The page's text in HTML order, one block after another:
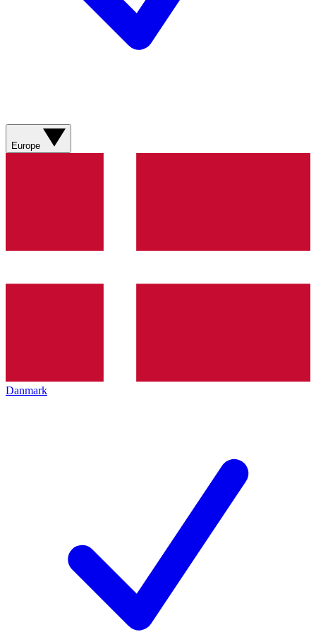
Europe
Danmark